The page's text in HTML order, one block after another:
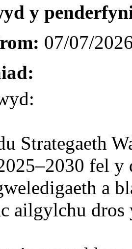
y
07/07/
Strategaeth
fel y
a
ailgylchu